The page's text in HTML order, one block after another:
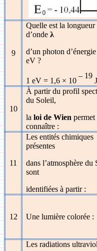
9
Quelle est la longueur
d’ondeλ
d’un photon
eV ?
1 eV = 1,6 × 10
– 19
J
10
À partir du profil
du Soleil,
laloi de Wien permet
connaître :
11
Les entités chimiques
présentes
dans l’atmosphère du
sont
identifiées à partir :
12 Une lumière colorée :
Les radiations